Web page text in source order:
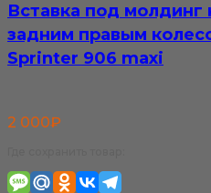
Вставка под молдинг
задним правым
Sprinter 906 maxi
2 000₽